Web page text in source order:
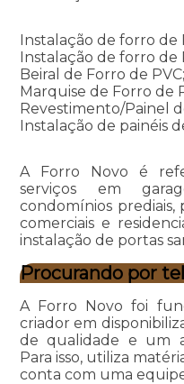
Instalação de forro de
Instalação de forro de
Beiral de Forro de PVC;
Marquise de Forro de
Revestimento/Painel
Instalação de painéis
A Forro Novo é
serviços em
condomínios prediais,
comerciais e
instalação de portas
Procurando por
A Forro Novo foi
criador em
de qualidade e um
Para isso, utiliza
conta com uma